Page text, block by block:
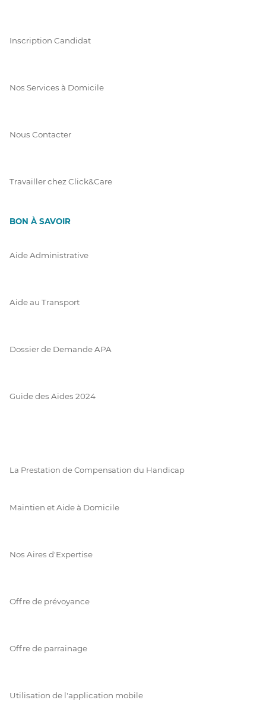
Inscription Candidat
Nos Services à Domicile
Nous Contacter
Travailler chez Click&Care
BON À SAVOIR
Aide Administrative
Aide au Transport
Dossier de Demande APA
Guide des Aides 2024
La Prestation de Compensation du Handicap
Maintien et Aide à Domicile
Nos Aires d'Expertise
Offre de prévoyance
Offre de parrainage
Utilisation de l'application mobile